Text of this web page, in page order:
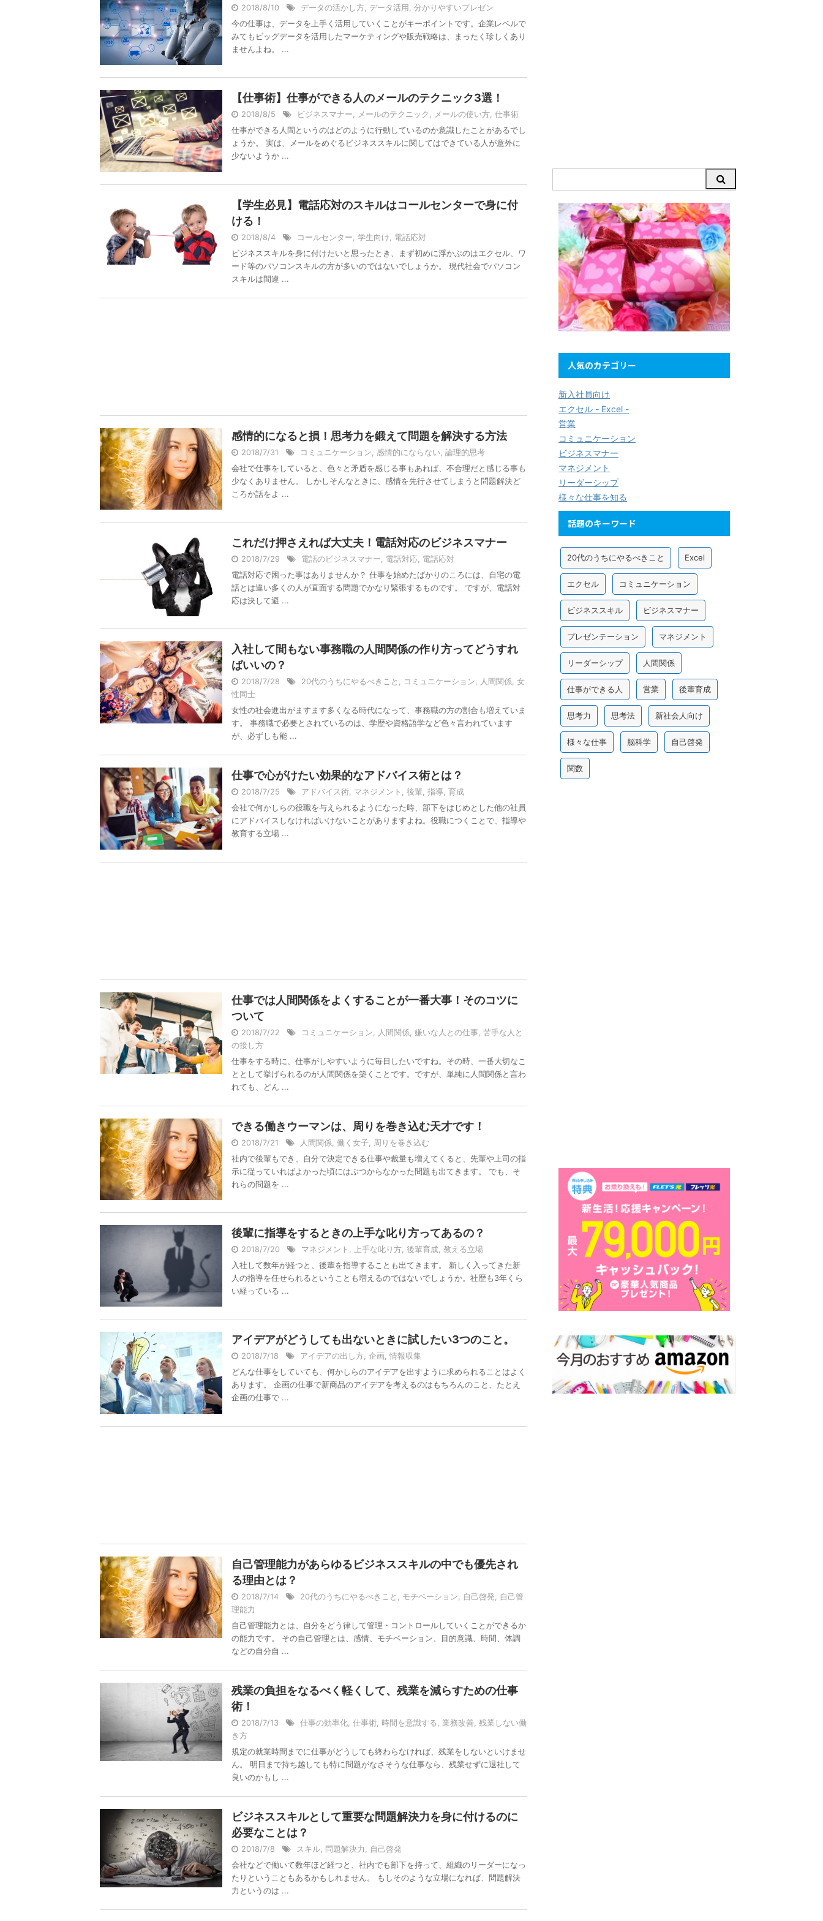
2018/8/10 データの活かし方, データ活用 , 分かりやすいプレゼン
今の仕事は、データを上手く活用していくことがキーポイントです。企業レベルで
みてもビッグデータを活用したマーケティングや販売戦略は、まったく珍しくあり
ませんよね。 ...
【仕事術】仕事ができる人のメールのテクニック3選！
2018/8/5 ビジネスマナー, メールのテクニック , メールの使い方, 仕事術
仕事ができる人間というのはどのように行動しているのか意識したことがあるでし
ょうか。 実は、メールをめぐるビジネススキルに関してはできている人が意外に
少ないようか ...
【学生必見】電話応対のスキルはコールセンターで身に付
ける！
2018/8/4 コールセンター 学生向け
電話応対
ビジネススキルを身に付けたいと思ったとき、まず初めに浮かぶのはエクセル、ワ
ード等のパソコンスキルの方が多いのではないでしょうか。 現代社会でパソコン
スキルは間違 ...
感情的になると損！思考力を鍛えて問題を解決する方法
2018/7/31 コミュニケーション 感情的にならない 論理的思考
会社で仕事をしていると、色々と矛盾を感じる事もあれば、不合理だと感じる事も
少なくありません。 しかしそんなときに、感情を先行させてしまうと問題解決ど
ころか話をよ ...
これだけ押さえれば大丈夫！電話対応のビジネスマナー
2018/7/29 電話のビジネスマナー 電話対応 電話応対
電話対応で困った事はありませんか？ 仕事を始めたばかりのころには、自宅の電
話とは違い多くの人が直面する問題でかなり緊張するものです。 ですが、電話対
応は決して避 ...
入社して間もない事務職の人間関係の作り方ってどうすれ
ばいいの？
2018/7/28 20代のうちにやるべきこと , コミュニケーション, 人間関係, 女
性同士
女性の社会進出がますます多くなる時代になって、事務職の方の割合も増えていま
す。 事務職で必要とされているのは、学歴や資格語学など色々言われています
が、必ずしも能 ...
仕事で心がけたい効果的なアドバイス術とは？
2018/7/25 アドバイス術, マネジメント , 後輩, 指導, 育成
会社で何かしらの役職を与えられるようになった時、部下をはじめとした他の社員
にアドバイスしなければいけないことがありますよね。役職につくことで、指導や
教育する立場 ...
仕事では人間関係をよくすることが一番大事！そのコツに
ついて
2018/7/22 コミュニケーション 人間関係 嫌いな人との仕事 苦手な人と
の接し方
仕事をする時に、仕事がしやすいように毎日したいですね。その時、一番大切なこ
ととして挙げられるのが人間関係を築くことです。ですが、単純に人間関係と言わ
れても、どん ...
できる働きウーマンは、周りを巻き込む天才です！
2018/7/21 人間関係 働く女子
周りを巻き込む
社内で後輩もでき、自分で決定できる仕事や裁量も増えてくると、先輩や上司の指
示に従っていればよかった頃にはぶつからなかった問題も出てきます。 でも、そ
れらの問題を ...
後輩に指導をするときの上手な叱り方ってあるの？
2018/7/20 マネジメント 上手な叱り方 後輩育成 教える立場
入社して数年が経つと、後輩を指導することも出てきます。 新しく入ってきた新
人の指導を任せられるということも増えるのではないでしょうか。社歴も3年くら
い経っている ...
アイデアがどうしても出ないときに試したい3つのこと。
2018/7/18 アイデアの出し方, 企画, 情報収集
どんな仕事をしていても、何かしらのアイデアを出すように求められることはよく
あります。 企画の仕事で新商品のアイデアを考えるのはもちろんのこと、たとえ
企画の仕事で ...
自己管理能力があらゆるビジネススキルの中でも優先され
る理由とは？
2018/7/14 20代のうちにやるべきこと モチベーション 自己啓発
自己管
理能力
自己管理能力とは、自分をどう律して管理・コントロールしていくことができるか
の能力です。 その自己管理とは、感情、モチベーション、目的意識、時間、体調
などの自分自 ...
残業の負担をなるべく軽くして、残業を減らすための仕事
術！
2018/7/13 仕事の効率化 仕事術 時間を意識する 業務改善 残業しない働
き方
規定の就業時間までに仕事がどうしても終わらなければ、残業をしないといけませ
ん。 明日まで持ち越しても特に問題がなさそうな仕事なら、残業せずに退社して
良いのかもし ...
ビジネススキルとして重要な問題解決力を身に付けるのに
必要なことは？
2018/7/8 スキル 問題解決力
自己啓発
会社などで働いて数年ほど経つと、社内でも部下を持って、組織のリーダーになっ
たりということもあるかもしれません。 もしそのような立場になれば、問題解決
力というのは ...
人気のカテゴリー
新入社員向け
エクセル - Excel -
営業
コミュニケーション
ビジネスマナー
マネジメント
リーダーシップ
様々な仕事を知る
話題のキーワード
20代のうちにやるべきこと Excel
エクセル コミュニケーション
ビジネススキル ビジネスマナー
プレゼンテーション マネジメント
リーダーシップ 人間関係
仕事ができる人 営業 後輩育成
思考力 思考法 新社会人向け
様々な仕事 脳科学 自己啓発
関数